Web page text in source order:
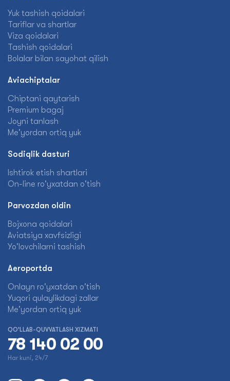
Yuk tashish qoidalari
Tariflar va shartlar
Viza qoidalari
Tashish qoidalari
Bolalar bilan sayohat qilish
Aviachiptalar
Chiptani qaytarish
Premium bagaj
Joyni tanlash
Me'yordan ortiq yuk
Sodiqlik dasturi
Ishtirok etish shartlari
On-line ro'yxatdan o'tish
Parvozdan oldin
Bojxona qoidalari
Aviatsiya xavfsizligi
Yo'lovchilarni tashish
Aeroportda
Onlayn ro'yxatdan o'tish
Yuqori qulaylikdagi zallar
Me'yordan ortiq yuk
QO'LLAB-QUVVATLASH XIZMATI
78 140 02 00
Har kuni, 24/7